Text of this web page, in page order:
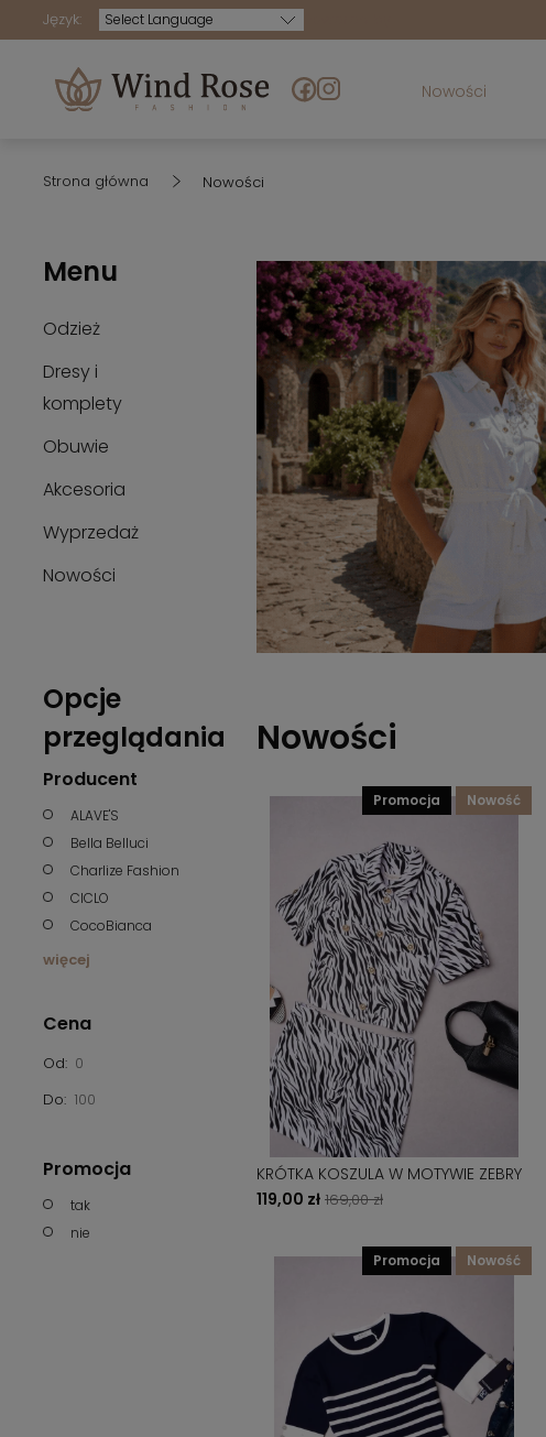
Język:
Nowości
Strona główna Nowości
Menu
Odzież
Dresy i
komplety
Obuwie
Akcesoria
Wyprzedaż
Nowości
Opcje
przeglądania
Producent
ALAVE'S
Bella Belluci
Charlize Fashion
CICLO
CocoBianca
więcej
Cena
Od:
Do:
Promocja
tak
nie
Nowości
KRÓTKA KOSZULA W MOTYWIE ZEBRY
119,00 zł 169,00 zł
promocja nowość
promocja nowość